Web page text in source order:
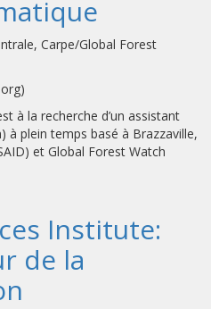
Carpe/Global Forest
à la recherche d’un assistant
à plein temps basé à Brazzaville,
et Global Forest Watch
Institute:
de la